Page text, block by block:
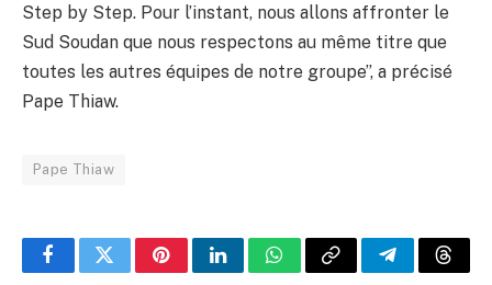
Step by Step. Pour l’instant, nous allons affronter le
Sud Soudan que nous respectons au même titre que
toutes les autres équipes de notre groupe”, a précisé
Pape Thiaw.
Pape Thiaw
FacebookTwitterPinterestLinkedInWhatsApp
Copy
Telegram